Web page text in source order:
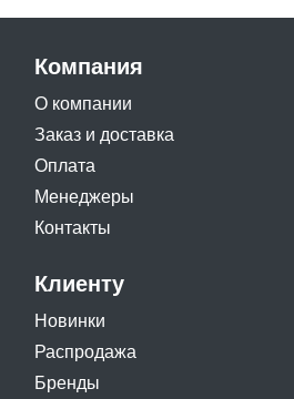
Компания
О компании
Заказ и доставка
Оплата
Менеджеры
Контакты
Клиенту
Новинки
Распродажа
Бренды